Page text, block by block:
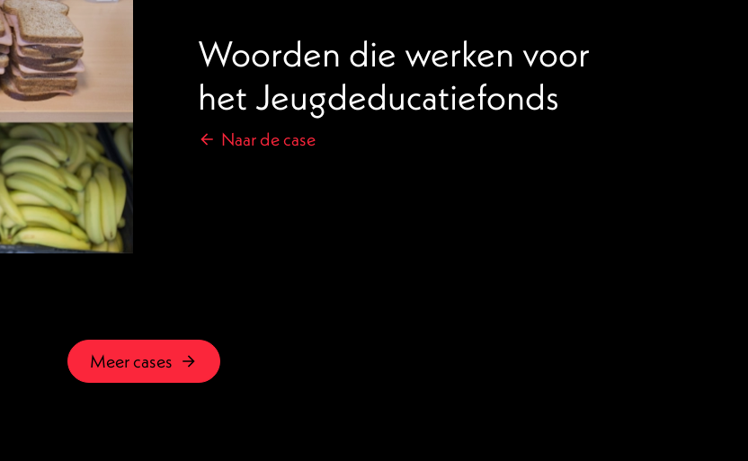
Woorden die werken voor
het Jeugdeducatiefonds
Naar de case
Meer cases